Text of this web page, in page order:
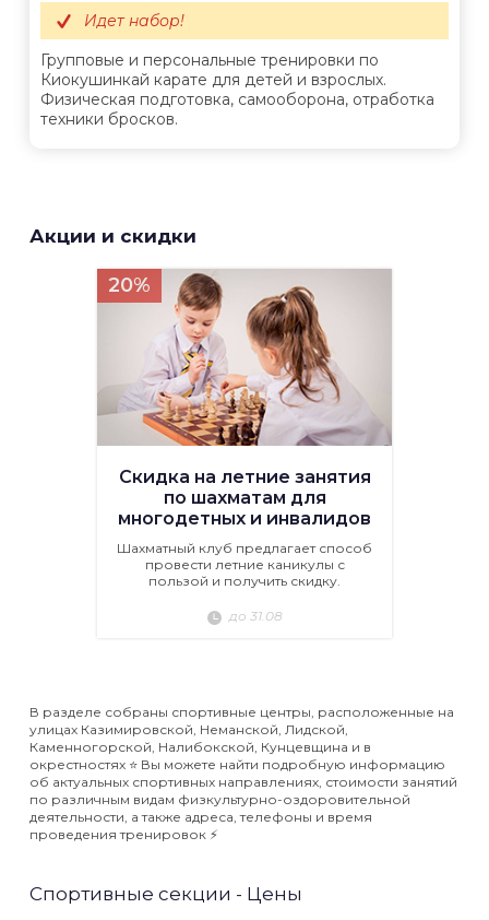
Групповые и персональные тренировки по
Киокушинкай карате для детей и взрослых.
Физическая подготовка, самооборона, отработка
техники бросков.
Идет набор!
Акции и скидки
20%
Скидка на летние занятия
по шахматам для
многодетных и инвалидов
Шахматный клуб предлагает способ
провести летние каникулы с
пользой и получить скидку.
до 31.08
В разделе собраны спортивные центры, расположенные на
улицах Казимировской, Неманской, Лидской,
Каменногорской, Налибокской, Кунцевщина и в
окрестностях ⭐️ Вы можете найти подробную информацию
об актуальных спортивных направлениях, стоимости занятий
по различным видам физкультурно-оздоровительной
деятельности, а также адреса, телефоны и время
проведения тренировок ⚡️
Спортивные секции - Цены